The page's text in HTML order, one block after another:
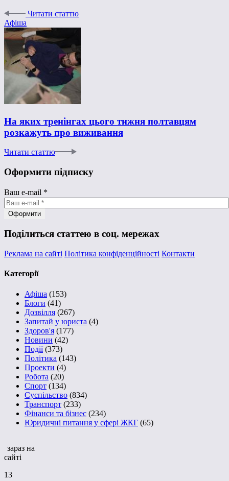
Читати статтю
Афіша
На яких тренінгах цього тижня полтавцям
розкажуть про виживання
Читати статтю
Оформити підписку
Ваш e-mail *
Поділиться статтею в соц. мережах
Реклама на сайті Політика конфіденційності Контакти
Категорії
Афіша (153)
Блоги (41)
Дозвілля (267)
Запитай у юриста (4)
Здоров'я (177)
Новини (42)
Події(373)
Політика (143)
Проекти (4)
Робота (20)
Спорт (134)
Суспільство (834)
Транспорт (233)
Фінанси та бізнес (234)
Юридичні питання у сфері ЖКГ (65)
зараз на
сайті
13